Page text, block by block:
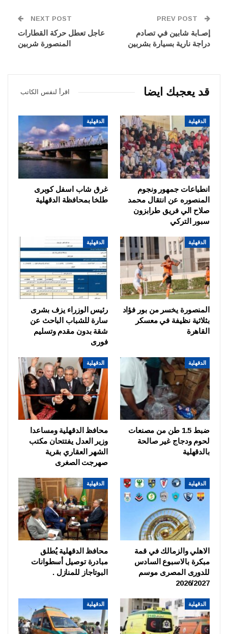
إصـابة شابين في تصادم
دراجة نارية بسيارة بشربين
NEXT POST
عاجل تعطل حركة القطارات
المنصورة شربين
قد يعجبك ايضا اقرأ لنفس الكاتب
الدقهلية
انطباعات جمهور ونجوم
المنصوره عن انتقال محمد
صلاح الي فريق طرابزون
سبور التركي
الدقهلية
غرق شاب اسفل كوبرى
طلخا بمحافظة الدقهلية
الدقهلية
المنصورة يخسر من بور فؤاد
بثلاثية نظيفة في معسكر
القاهرة
الدقهلية
رئيس الوزراء يزف بشرى
سارة للشباب الباحث عن
شقة بدون مقدم وتسليم
فورى
الدقهلية
ضبط 1.5 طن من مصنعات
لحوم ودجاج غير صالحة
بالدقهلية
الدقهلية
محافظ الدقهلية ومساعدا
وزير العدل يفتتحان مكتب
الشهر العقاري بقرية
صهرجت الصغرى
الدقهلية
الاهلي والزمالك في قمة
مبكرة بالاسبوع السادس
للدورى المصرى موسم
2026/2027
الدقهلية
محافظ الدقهلية يُطلق
مبادرة توصيل أسطوانات
البوتاجاز للمنازل .
الدقهلية الدقهلية